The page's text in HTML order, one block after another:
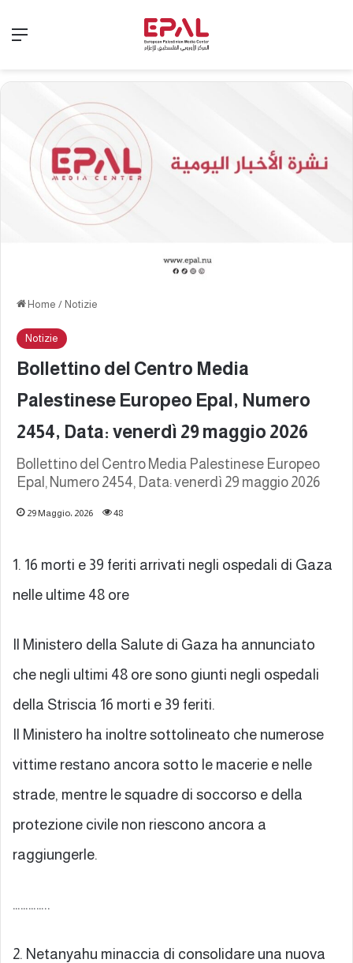
Home / Notizie
Notizie
Bollettino del Centro Media
Palestinese Europeo Epal, Numero
2454, Data: venerdì 29 maggio 2026
Bollettino del Centro Media Palestinese Europeo
Epal, Numero 2454, Data: venerdì 29 maggio 2026
29 Maggio، 2026 48
1. 16 morti e 39 feriti arrivati negli ospedali di Gaza
nelle ultime 48 ore
Il Ministero della Salute di Gaza ha annunciato
che negli ultimi 48 ore sono giunti negli ospedali
della Striscia 16 morti e 39 feriti.
Il Ministero ha inoltre sottolineato che numerose
vittime restano ancora sotto le macerie e nelle
strade, mentre le squadre di soccorso e della
protezione civile non riescono ancora a
raggiungerle.
…………..
2. Netanyahu minaccia di consolidare una nuova